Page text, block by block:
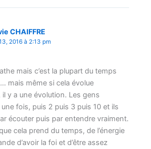
CHAIFFRE
2016 à 2:13 pm
mais c’est la plupart du temps
mais même si cela évolue
il y a une évolution. Les gens
fois, puis 2 puis 3 puis 10 et ils
écouter puis par entendre vraiment.
cela prend du temps, de l’énergie
d’avoir la foi et d’être assez